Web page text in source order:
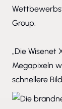
Group.
„Die Wisenet
Megapixeln
schnellere